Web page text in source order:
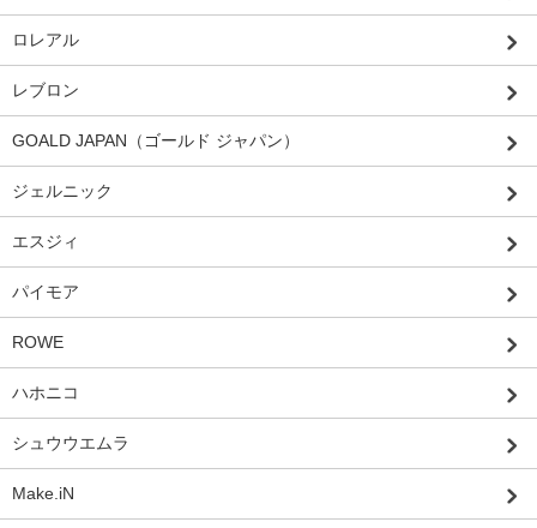
ロレアル
レブロン
GOALD JAPAN（ゴールド ジャパン）
ジェルニック
エスジィ
パイモア
ROWE
ハホニコ
シュウウエムラ
Make.iN